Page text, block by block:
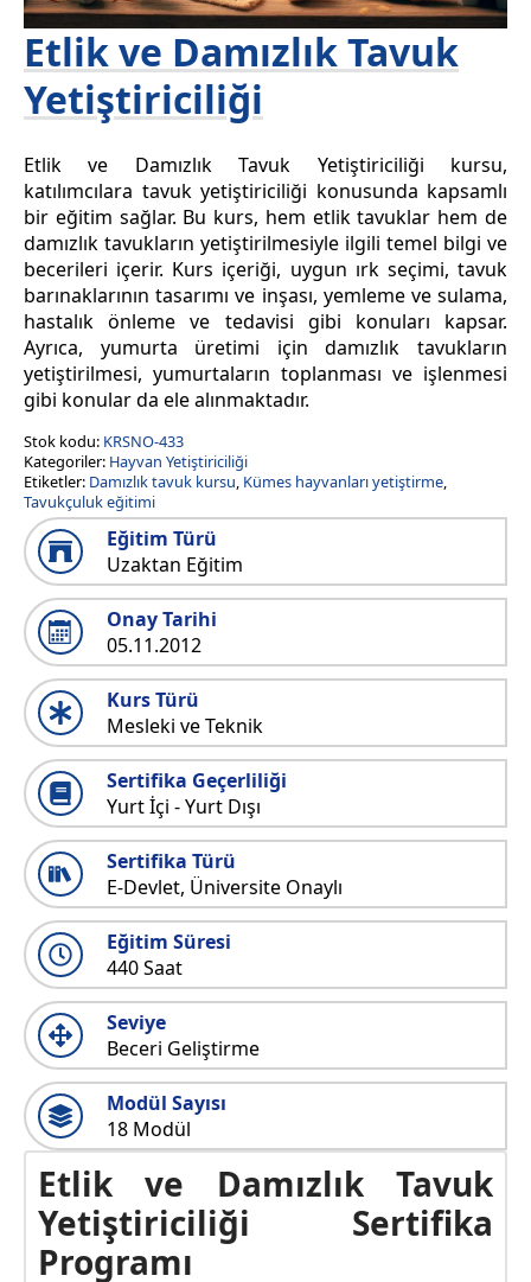
Etlik ve Damızlık Tavuk
Yetiştiriciliği
Etlik ve Damızlık Tavuk Yetiştiriciliği kursu,
katılımcılara tavuk yetiştiriciliği konusunda kapsamlı
bir eğitim sağlar. Bu kurs, hem etlik tavuklar hem de
damızlık tavukların yetiştirilmesiyle ilgili temel bilgi ve
becerileri içerir. Kurs içeriği, uygun ırk seçimi, tavuk
barınaklarının tasarımı ve inşası, yemleme ve sulama,
hastalık önleme ve tedavisi gibi konuları kapsar.
Ayrıca, yumurta üretimi için damızlık tavukların
yetiştirilmesi, yumurtaların toplanması ve işlenmesi
gibi konular da ele alınmaktadır.
Stok kodu: KRSNO-433
Kategoriler: Hayvan Yetiştiriciliği
Etiketler: Damızlık tavuk kursu, Kümes hayvanları yetiştirme,
Tavukçuluk eğitimi
Eğitim Türü
Uzaktan Eğitim
Onay Tarihi
05.11.2012
Kurs Türü
Mesleki ve Teknik
Sertifika Geçerliliği
Yurt İçi - Yurt Dışı
Sertifika Türü
E-Devlet, Üniversite Onaylı
Eğitim Süresi
440 Saat
Seviye
Beceri Geliştirme
Modül Sayısı
18 Modül
Etlik ve Damızlık Tavuk
Yetiştiriciliği Sertifika
Programı